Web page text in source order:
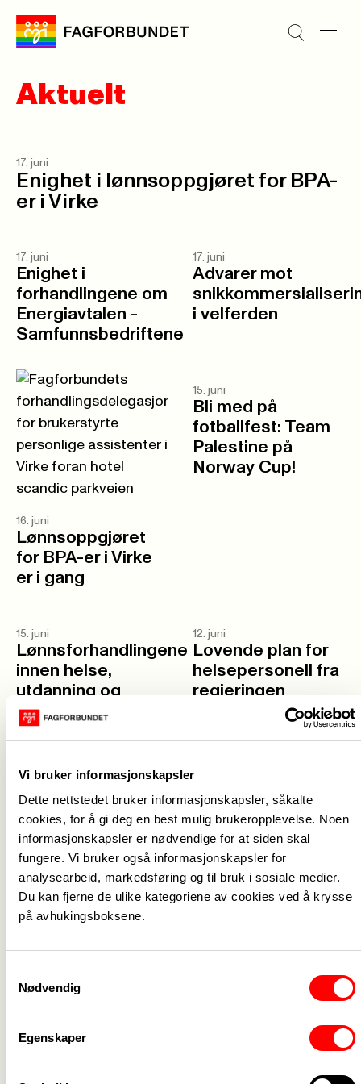
Vi bruker informasjonskapsler
Dette nettstedet bruker informasjonskapsler, såkalte
cookies, for å gi deg en best mulig brukeropplevelse. Noen
informasjonskapsler er nødvendige for at siden skal
fungere. Vi bruker også informasjonskapsler for
analysearbeid, markedsføring og til bruk i sosiale medier.
Du kan fjerne de ulike kategoriene av cookies ved å krysse
på avhukingsboksene.
Nødvendig
Egenskaper
Aktuelt
17. juni
Enighet i lønnsoppgjøret for BPA-
er i Virke
17. juni
Enighet i
forhandlingene om
Energiavtalen -
Samfunnsbedriftene
17. juni
Advarer mot
i velferden
16. juni
Lønnsoppgjøret
for BPA-er i Virke
er i gang
15. juni
Bli med på
fotballfest: Team
Palestine på
Norway Cup!
15. juni
Lønnsforhandlingene
innen helse,
utdanning og
kultur i Virke er i
gang
12. juni
Lovende plan for
helsepersonell fra
regjeringen
Flere tiltak må til for å sikre nok
helsearbeidere
9. juni
Enighet i
lønnsforhandlingene
8. juni
Brudd i
Lønnsoppgjøret i